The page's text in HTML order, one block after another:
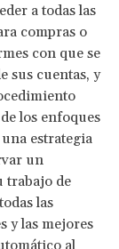
a todas las
compras o
con que se
sus cuentas, y
los enfoques
estrategia
un
trabajo de
las
y las mejores
al